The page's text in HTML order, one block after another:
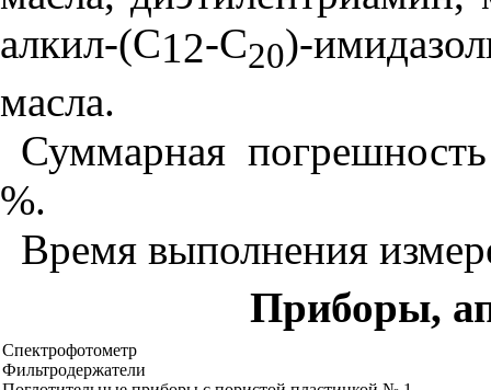
алкил-(C12-С20)-
масла.
Суммарная
%.
Время выполнения
Приборы,
Спектрофотометр
Фильтродержатели